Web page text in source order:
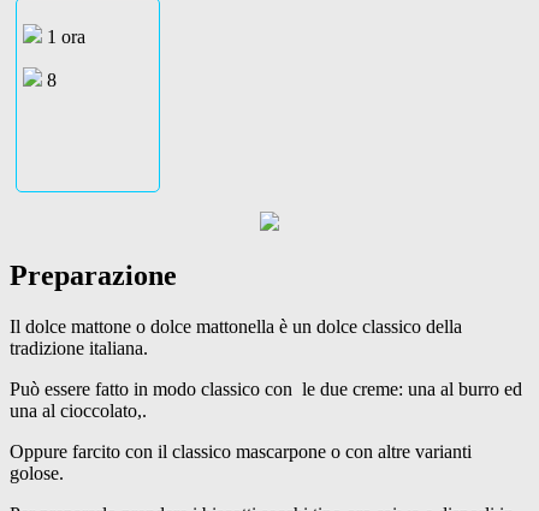
1 ora
8
Preparazione
Il dolce mattone o dolce mattonella è un dolce classico della
tradizione italiana.
Può essere fatto in modo classico con le due creme: una al burro ed
una al cioccolato,.
Oppure farcito con il classico mascarpone o con altre varianti
golose.